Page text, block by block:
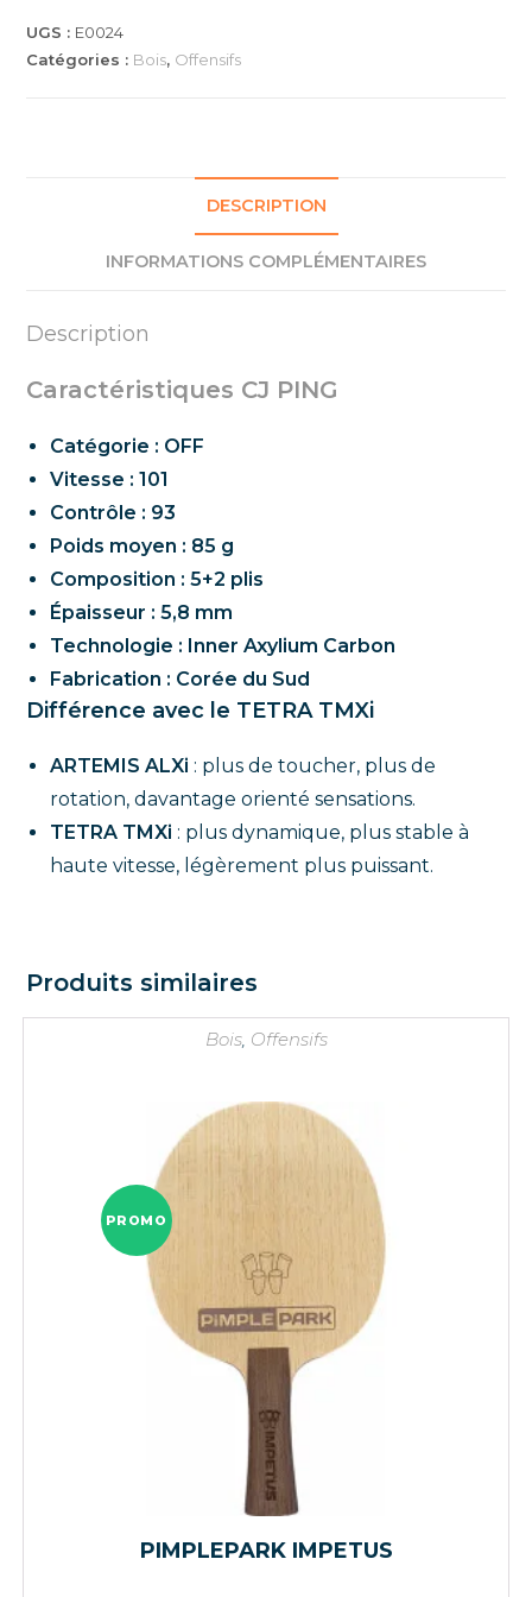
UGS : E0024
Catégories : Bois, Offensifs
DESCRIPTION
INFORMATIONS COMPLÉMENTAIRES
Description
Caractéristiques CJ PING
Catégorie : OFF
Vitesse : 101
Contrôle : 93
Poids moyen : 85 g
Composition : 5+2 plis
Épaisseur : 5,8 mm
Technologie : Inner Axylium Carbon
Fabrication : Corée du Sud
Différence avec le TETRA TMXi
ARTEMIS ALXi : plus de toucher, plus de
rotation, davantage orienté sensations.
TETRA TMXi : plus dynamique, plus stable à
haute vitesse, légèrement plus puissant.
Produits similaires
Bois, Offensifs
PROMO
PIMPLEPARK IMPETUS